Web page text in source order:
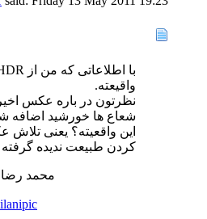
واقیعته.
نظرتون در باره عکس
شعاع ها خورشید اضافه
این واقعیته؟ یعنی تلاش
کردن طبیعت ندیده
محمد رضا